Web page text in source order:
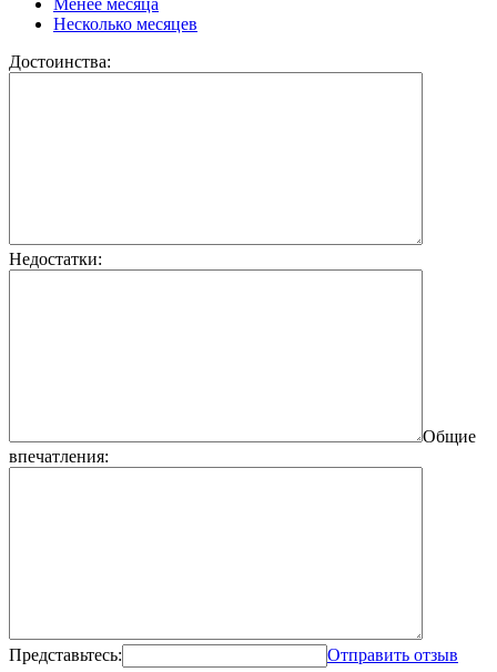
Несколько месяцев
Достоинства:
Недостатки:
Общие
впечатления:
Представьтесь: Отправить отзыв